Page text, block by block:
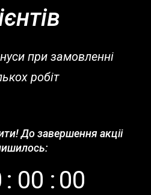
при замовленні
робіт
До завершення акціі
: 00 : 00